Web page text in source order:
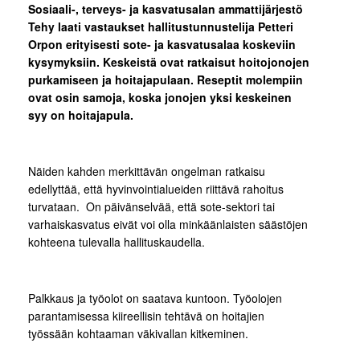
Sosiaali-, terveys- ja kasvatusalan ammattijärjestö
Tehy laati vastaukset hallitustunnustelija Petteri
Orpon erityisesti sote- ja kasvatusalaa koskeviin
kysymyksiin. Keskeistä ovat ratkaisut hoitojonojen
purkamiseen ja hoitajapulaan. Reseptit molempiin
ovat osin samoja, koska jonojen yksi keskeinen
syy on hoitajapula.
Näiden kahden merkittävän ongelman ratkaisu
edellyttää, että hyvinvointialueiden riittävä rahoitus
turvataan. On päivänselvää, että sote-sektori tai
varhaiskasvatus eivät voi olla minkäänlaisten säästöjen
kohteena tulevalla hallituskaudella.
Palkkaus ja työolot on saatava kuntoon. Työolojen
parantamisessa kiireellisin tehtävä on hoitajien
työssään kohtaaman väkivallan kitkeminen.